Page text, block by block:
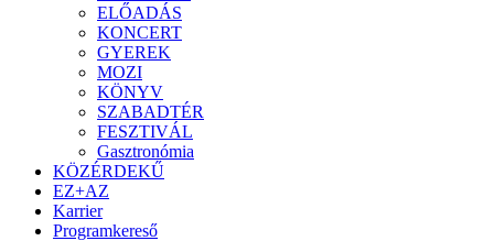
ELŐADÁS
KONCERT
GYEREK
MOZI
KÖNYV
SZABADTÉR
FESZTIVÁL
Gasztronómia
KÖZÉRDEKŰ
EZ+AZ
Karrier
Programkereső